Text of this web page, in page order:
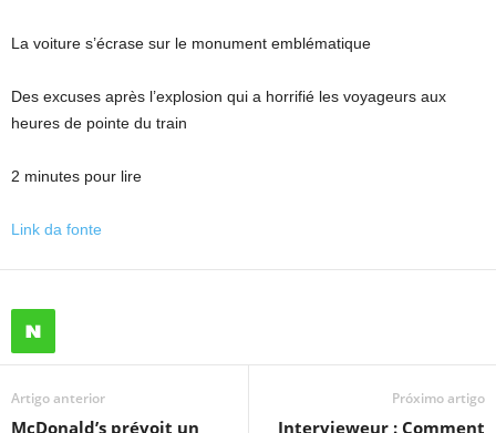
La voiture s’écrase sur le monument emblématique
Des excuses après l’explosion qui a horrifié les voyageurs aux
heures de pointe du train
2 minutes pour lire
Link da fonte
Artigo anterior
McDonald’s prévoit un
Próximo artigo
Intervieweur : Comment